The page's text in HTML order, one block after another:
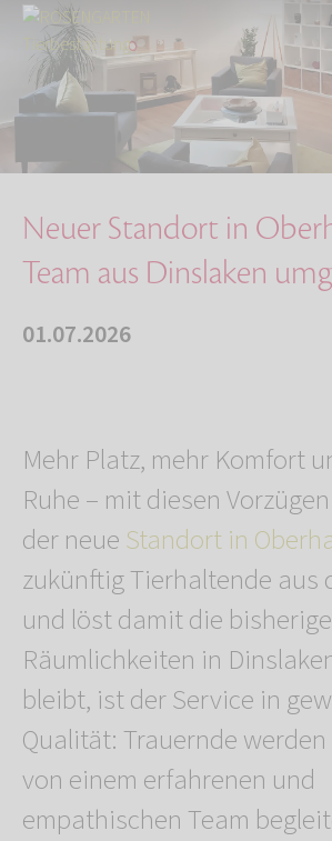
Start Über uns
Aktuelles
Neuer Standort in Oberhausen: Team aus Dinsla…
Neuer Standort in
Team aus Dinslaken
01.07.2026
Mehr Platz, mehr Komfort
Ruhe – mit diesen
der neueStandort in
zukünftig Tierhaltende aus
und löst damit die
Räumlichkeiten in
bleibt, ist der Service in
Qualität: Trauernde
von einem erfahrenen und
empathischen Team